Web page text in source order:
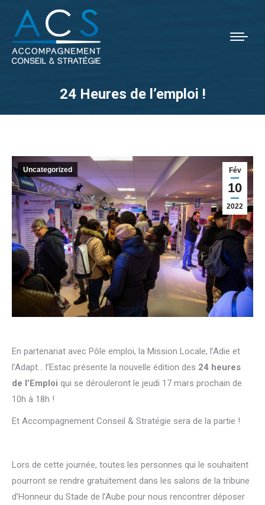
24 Heures de l’emploi !
Fév
10
2022
Uncategorized
En partenariat avec Pôle emploi, la Mission Locale, l’Adie et
l’Adapt… l’Estac présente la nouvelle édition des 24 heures
de l’Emploi qui se dérouleront le jeudi 17 mars prochain de
10h à 18h !
Et Accompagnement Conseil & Stratégie sera de la partie !
Lors de cette journée, toutes les personnes qui le souhaitent
pourront se rendre gratuitement dans les salons de la tribune
d’Honneur du Stade de l’Aube pour nous rencontrer déposer